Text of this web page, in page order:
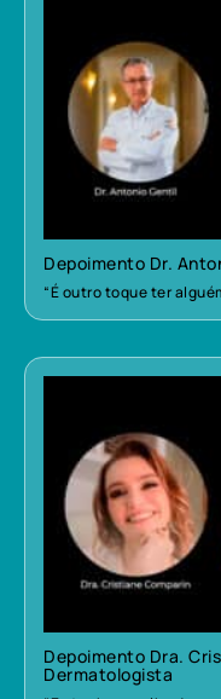
Depoimento Dr.
“É outro toque ter
Depoimento Dra.
Dermatologista